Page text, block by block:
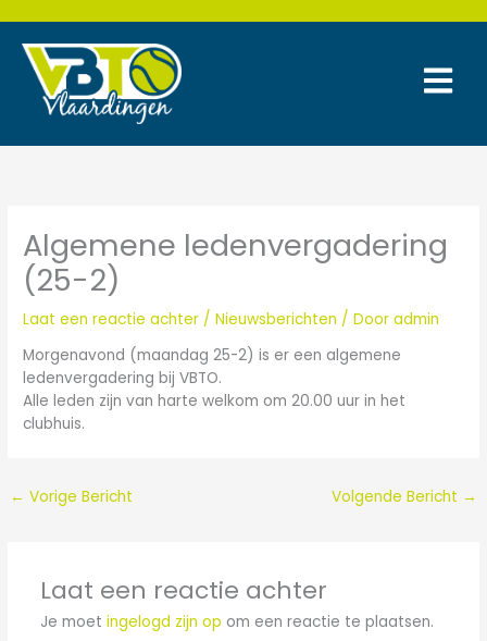
inhoud
Algemene ledenvergadering
(25-2)
Laat een reactie achter /Nieuwsberichten / Dooradmin
Morgenavond (maandag 25-2) is er een algemene
ledenvergadering bij VBTO.
Alle leden zijn van harte welkom om 20.00 uur in het
clubhuis.
← Vorige Bericht Volgende Bericht →
Laat een reactie achter
Je moet ingelogd zijn op om een reactie te plaatsen.